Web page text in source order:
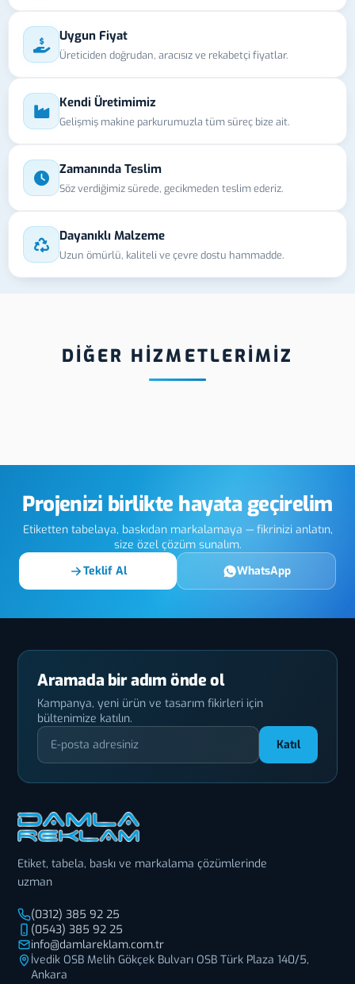
Uygun Fiyat
Üreticiden doğrudan, aracısız ve rekabetçi fiyatlar.
Kendi Üretimimiz
Gelişmiş makine parkurumuzla tüm süreç bize ait.
Zamanında Teslim
Söz verdiğimiz sürede, gecikmeden teslim ederiz.
Dayanıklı Malzeme
Uzun ömürlü, kaliteli ve çevre dostu hammadde.
DİĞER HİZMETLERİMİZ
Uygulama
Projenizi birlikte hayata geçirelim
Etiketten tabelaya, baskıdan markalamaya — fikrinizi anlatın,
size özel çözüm sunalım.
Teklif Al
WhatsApp
Aramada bir adım önde ol
Kampanya, yeni ürün ve tasarım fikirleri için
bültenimize katılın.
Katıl
Etiket, tabela, baskı ve markalama çözümlerinde
uzman
(0312) 385 92 25
(0543) 385 92 25
info@damlareklam.com.tr
İvedik OSB Melih Gökçek Bulvarı OSB Türk Plaza 140/5,
Ankara